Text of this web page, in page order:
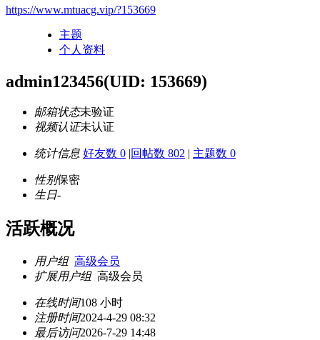
https://www.mtuacg.vip/?153669
主题
个人资料
admin123456(UID: 153669)
邮箱状态未验证
视频认证未认证
统计信息 好友数 0 |回帖数 802 | 主题数 0
性别保密
生日-
活跃概况
用户组 高级会员
扩展用户组 高级会员
在线时间108 小时
注册时间2024-4-29 08:32
最后访问2026-7-29 14:48